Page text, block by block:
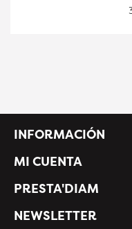
INFORMACIÓN
MI CUENTA
PRESTA'DIAM
NEWSLETTER